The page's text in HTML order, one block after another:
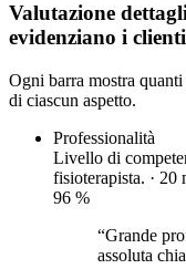
Valutazione
evidenziano i clienti
Ogni barra mostra
di ciascun aspetto.
Professionalità
Livello di
fisioterapista. · 20
96 %
“Grande
assoluta